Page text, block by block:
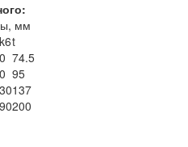
мм
t
74.5
95
137
200